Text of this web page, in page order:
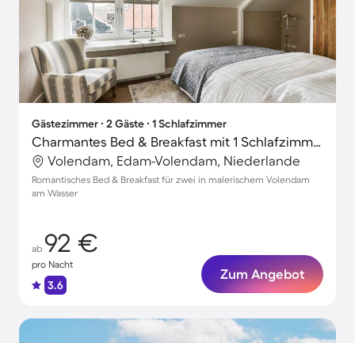
Gästezimmer ∙ 2 Gäste ∙ 1 Schlafzimmer
Charmantes Bed & Breakfast mit 1 Schlafzimmer für 2 Personen
Volendam, Edam-Volendam, Niederlande
Romantisches Bed & Breakfast für zwei in malerischem Volendam
am Wasser
ab 92 €
pro Nacht
3.6
Zum Angebot